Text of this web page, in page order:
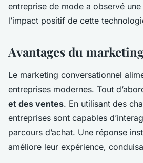
entreprise de mode a observé
l’impact positif de cette
Avantages du
Le marketing conversationnel
entreprises modernes. Tout
et des ventes. En utilisant des
entreprises sont capables
parcours d’achat. Une réponse
améliore leur expérience,